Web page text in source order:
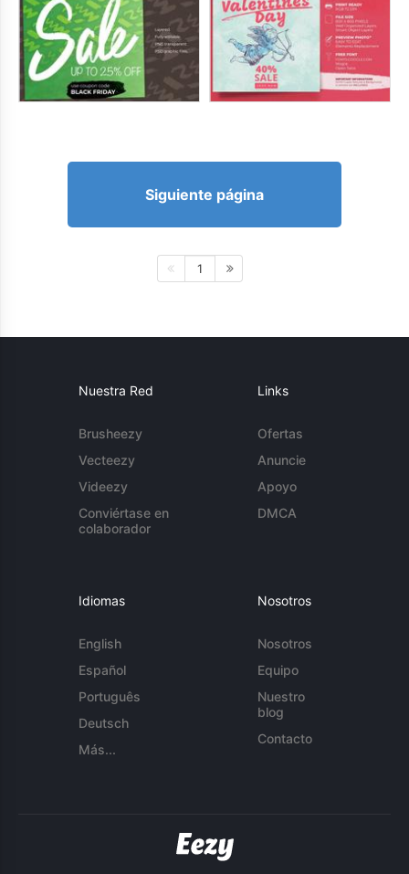
Siguiente página
1
Nuestra Red
Brusheezy
Vecteezy
Videezy
Conviértase en
colaborador
Links
Ofertas
Anuncie
Apoyo
DMCA
Idiomas
English
Español
Português
Deutsch
Más...
Nosotros
Nosotros
Equipo
Nuestro
blog
Contacto